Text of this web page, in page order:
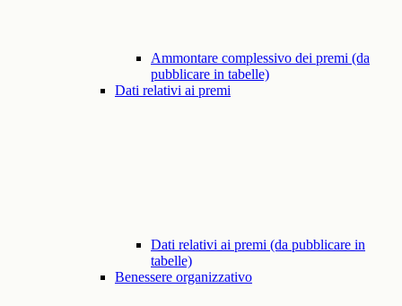
Ammontare complessivo dei premi (da
pubblicare in tabelle)
Dati relativi ai premi
Dati relativi ai premi (da pubblicare in
tabelle)
Benessere organizzativo